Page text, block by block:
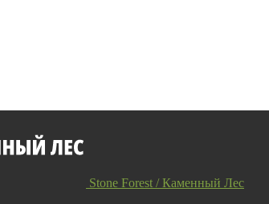
Stone Forest / Каменный Лес